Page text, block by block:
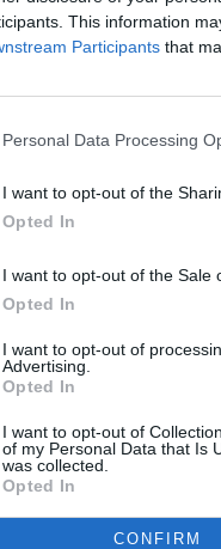
This information
Participants that
Personal Data Processing
I want to opt-out of the
Opted In
I want to opt-out of the Sale
Opted In
I want to opt-out of
Advertising.
Opted In
I want to opt-out of
of my Personal Data that Is
was collected.
Opted In
CONFIRM
©Norwegian
avez apprécié
nous, faites
NOUS SOUTENIR